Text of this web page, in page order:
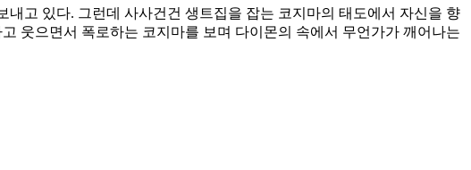
고 있다. 그런데 사사건건 생트집을 잡는 코지마의 태도에서 자신을 향
웃으면서 폭로하는 코지마를 보며 다이몬의 속에서 무언가가 깨어나는